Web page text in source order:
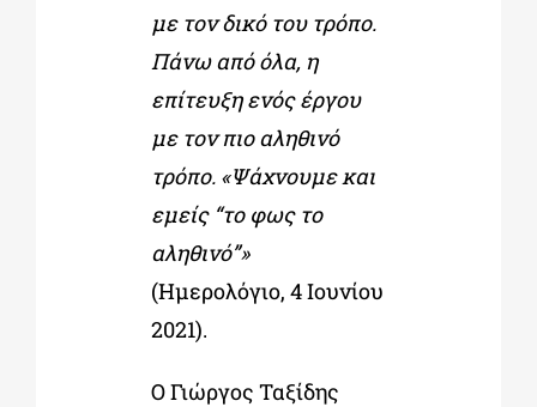
με τον δικό του τρόπο.
Πάνω από όλα, η
επίτευξη ενός έργου
με τον πιο αληθινό
τρόπο. «Ψάχνουμε και
εμείς “το φως το
αληθινό”»
(Ημερολόγιο, 4 Ιουνίου
2021).
Ο Γιώργος Ταξίδης